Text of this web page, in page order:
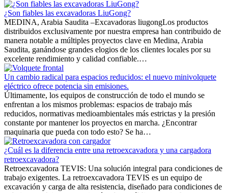
¿Son fiables las excavadoras LiuGong?
MEDINA, Arabia Saudita –Excavadoras liugongLos productos
distribuidos exclusivamente por nuestra empresa han contribuido de
manera notable a múltiples proyectos clave en Medina, Arabia
Saudita, ganándose grandes elogios de los clientes locales por su
excelente rendimiento y calidad confiable.…
Un cambio radical para espacios reducidos: el nuevo minivolquete
eléctrico ofrece potencia sin emisiones.
Últimamente, los equipos de construcción de todo el mundo se
enfrentan a los mismos problemas: espacios de trabajo más
reducidos, normativas medioambientales más estrictas y la presión
constante por mantener los proyectos en marcha. ¿Encontrar
maquinaria que pueda con todo esto? Se ha…
¿Cuál es la diferencia entre una retroexcavadora y una cargadora
retroexcavadora?
Retroexcavadora TEVIS: Una solución integral para condiciones de
trabajo exigentes. La retroexcavadora TEVIS es un equipo de
excavación y carga de alta resistencia, diseñado para condiciones de